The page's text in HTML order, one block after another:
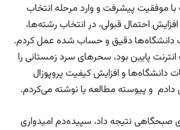
موفقیت پیشرفت و وارد مرحله انتخاب
احتمال قبولی، در انتخاب رشته‌ها،
دانشگاه‌ها دقیق و حساب شده عمل کردم.
پایین بود، سحرهای سرد زمستانی را
دانشگاه‌ها و افزایش کیفیت پروپوزال
و پیوسته مطالعه یا نوشته می‌کردم.
صبحگاهی نتیجه داد، سپیده‌دم امیدواری